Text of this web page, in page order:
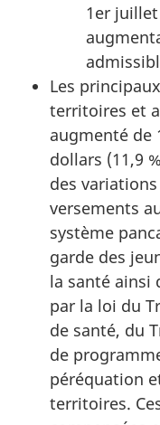
1er
Les
territoires et
augmenté de
dollars (11,9
des
versements
système
garde des
la santé ainsi
par la loi du
de santé, du
de
péréquation
territoires.